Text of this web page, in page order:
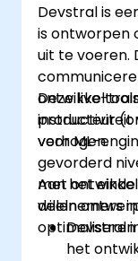
Devstral is
is ontworpen
uit te voeren.
productiviteit
verhogen.
Deze live-
instructeur
voor ML-
gevorderd
met
willen
Aan het
deelnemers
Devstral
het